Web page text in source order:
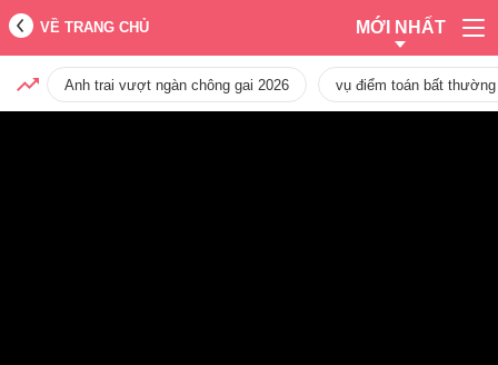
VỀ TRANG CHỦ MỚI NHẤT
Anh trai vượt ngàn chông gai 2026 vụ điểm toán bất